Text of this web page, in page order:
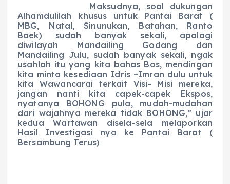
Maksudnya, soal dukungan
Alhamdulilah khusus untuk Pantai Barat (
MBG, Natal, Sinunukan, Batahan, Ranto
Baek) sudah banyak sekali, apalagi
diwilayah Mandailing Godang dan
Mandailing Julu, sudah banyak sekali, ngak
usahlah itu yang kita bahas Bos, mendingan
kita minta kesediaan Idris –Imran dulu untuk
kita Wawancarai terkait Visi- Misi mereka,
jangan nanti kita capek-capek Ekspos,
nyatanya BOHONG pula, mudah-mudahan
dari wajahnya mereka tidak BOHONG,” ujar
kedua Wartawan disela-sela melaporkan
Hasil Investigasi nya ke Pantai Barat (
Bersambung Terus)